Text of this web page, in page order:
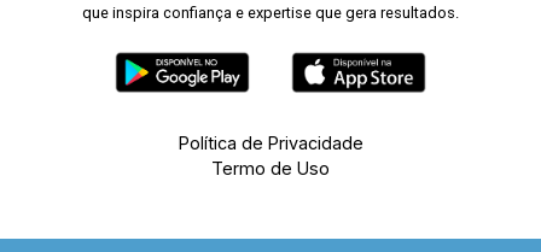
que inspira confiança e expertise que gera resultados.
Política de Privacidade
Termo de Uso